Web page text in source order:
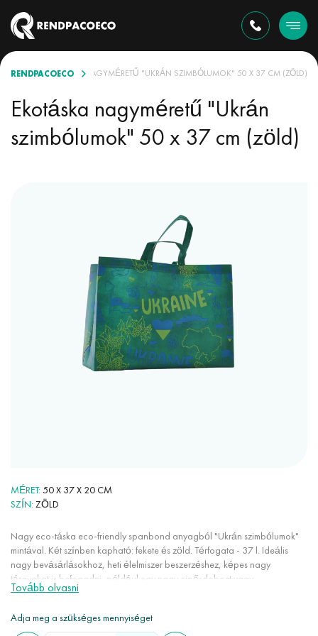
RENDPACOECOEKOTÁSKA NAGYMÉRETŰ "UKRÁN SZIMBÓLUMOK" 50 X 37 CM (ZÖLD)
Ekotáska nagyméretű "Ukrán
szimbólumok" 50 x 37 cm (zöld)
MÉRET 50 X 37 X 20 CM
SZÍN ZÖLD
Nagy eco-táska eco-friendly spanbond anyagból "Ukrán szimbólumok"
mintával. Két színben kapható: fekete és zöld. Térfogata - 37 l. Ideális
nagy bevásárlásokhoz, heti élelmiszer beszerzéshez, képes nagy
tárgyakat is befogadni, például egy nagy cipősdobozt vagy
görkorcsolyát. Ezek a táskák rendkívül kényelmesek a mindennapi
kevés helyet foglalnak, színtartók, nem elektromosak. A spanbond 100%
Tovább olvasni
Adja meg a szükséges mennyiséget